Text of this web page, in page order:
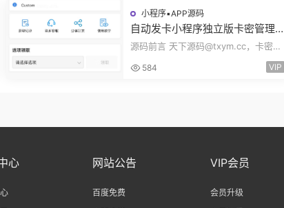
小程序▪APP源码
自动发卡小程序独立版卡密管理
广告领取口令领取裂变扩展流量
主小程序Custom
源码前言 天下源码@txym.cc，卡密小
程序发卡小程序，口令小程序多功能小
程序，自...
584 VIP
心 网站公告
百度免费
VIP会员
会员升级